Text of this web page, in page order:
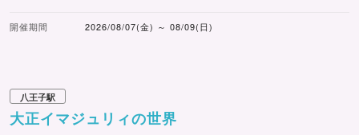
開催期間 2026/08/07(金) ～ 08/09(日)
八王子駅
大正イマジュリィの世界